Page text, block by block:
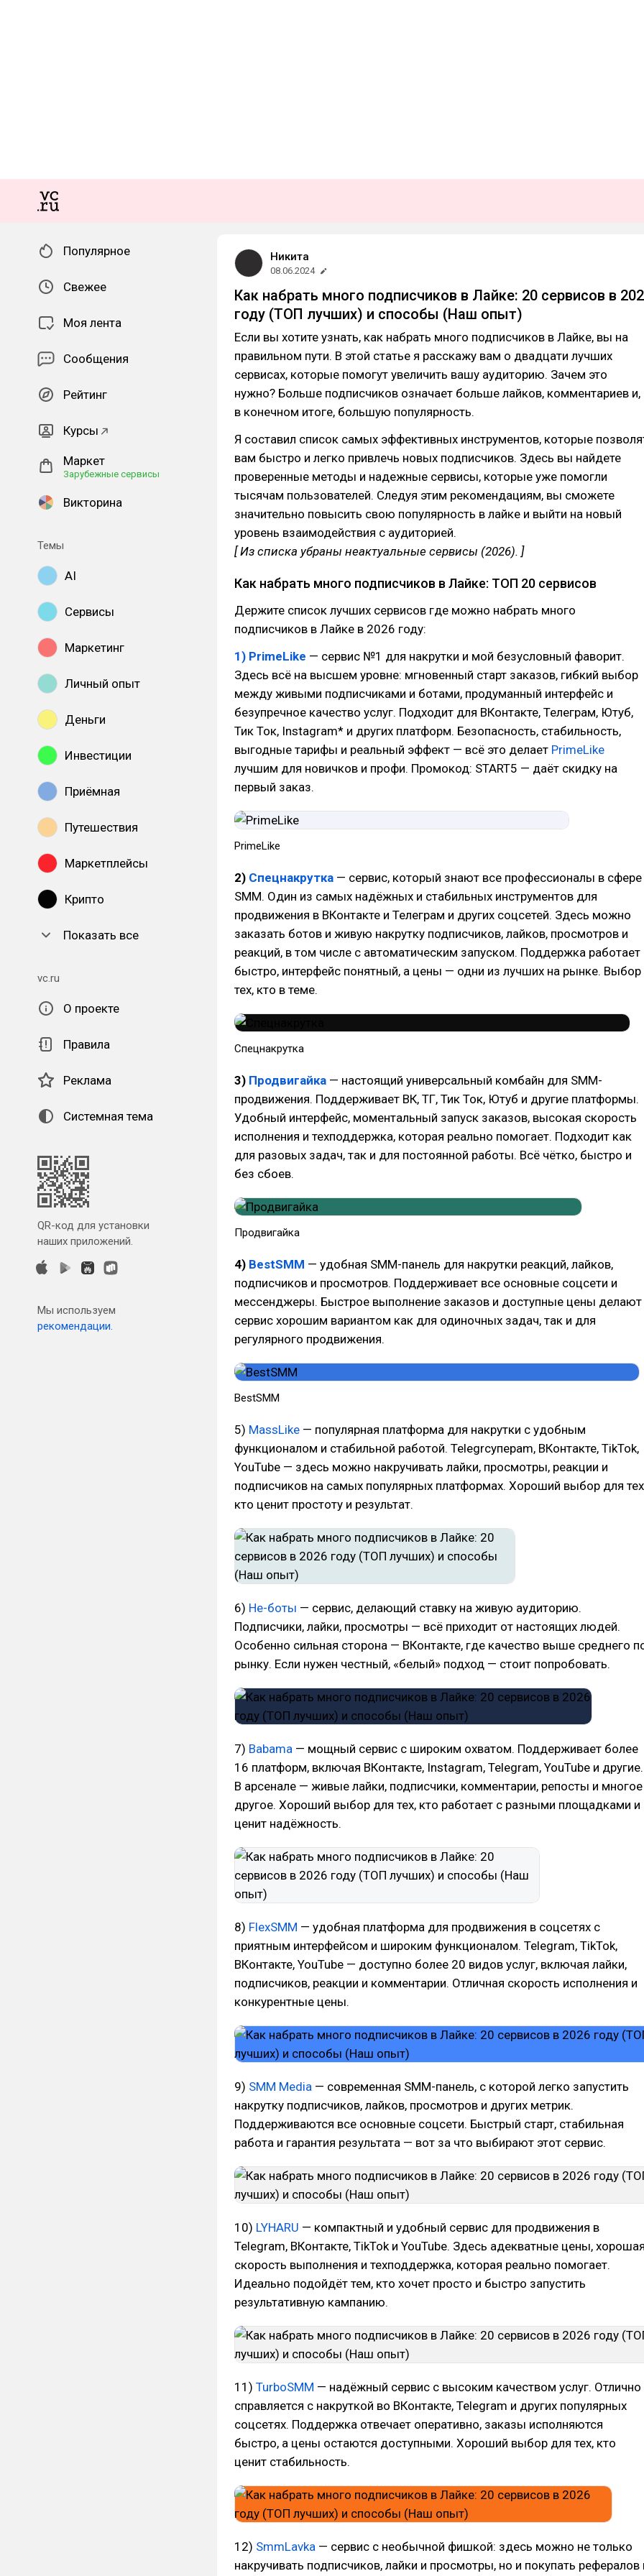
Популярное
Свежее
Моя лента
Сообщения
Рейтинг
Курсы
Маркет
Зарубежные сервисы
Викторина
Темы
AI
Сервисы
Маркетинг
Личный опыт
Деньги
Инвестиции
Приёмная
Путешествия
Маркетплейсы
Крипто
Показать все
vc.ru
О проекте
Правила
Реклама
Системная тема
QR-код для установки
наших приложений.
Мы используем
рекомендации.
Никита
08.06.2024
Как набрать много подписчиков в Лайке: 20 сервисов в
году (ТОП лучших) и способы (Наш опыт)
Если вы хотите узнать, как набрать много подписчиков в Лайке, вы на
правильном пути. В этой статье я расскажу вам о двадцати лучших
сервисах, которые помогут увеличить вашу аудиторию. Зачем это
нужно? Больше подписчиков означает больше лайков, комментариев и,
в конечном итоге, большую популярность.
Я составил список самых эффективных инструментов, которые
вам быстро и легко привлечь новых подписчиков. Здесь вы найдете
проверенные методы и надежные сервисы, которые уже помогли
тысячам пользователей. Следуя этим рекомендациям, вы сможете
значительно повысить свою популярность в лайке и выйти на новый
уровень взаимодействия с аудиторией.
[ Из списка убраны неактуальные сервисы (2026). ]
Как набрать много подписчиков в Лайке: ТОП 20 сервисов
Держите список лучших сервисов где можно набрать много
подписчиков в Лайке в 2026 году:
1) PrimeLike — сервис №1 для накрутки и мой безусловный фаворит.
Здесь всё на высшем уровне: мгновенный старт заказов, гибкий выбор
между живыми подписчиками и ботами, продуманный интерфейс и
безупречное качество услуг. Подходит для ВКонтакте, Телеграм, Ютуб,
Тик Ток, Instagram* и других платформ. Безопасность, стабильность,
выгодные тарифы и реальный эффект — всё это делает PrimeLike
лучшим для новичков и профи. Промокод: START5 — даёт скидку на
первый заказ.
PrimeLike
2) Спецнакрутка — сервис, который знают все профессионалы в сфере
SMM. Один из самых надёжных и стабильных инструментов для
продвижения в ВКонтакте и Телеграм и других соцсетей. Здесь можно
заказать ботов и живую накрутку подписчиков, лайков, просмотров и
реакций, в том числе с автоматическим запуском. Поддержка работает
быстро, интерфейс понятный, а цены — одни из лучших на рынке. Выбор
тех, кто в теме.
Спецнакрутка
3) Продвигайка — настоящий универсальный комбайн для SMM-
продвижения. Поддерживает ВК, ТГ, Тик Ток, Ютуб и другие платформы.
Удобный интерфейс, моментальный запуск заказов, высокая скорость
исполнения и техподдержка, которая реально помогает. Подходит как
для разовых задач, так и для постоянной работы. Всё чётко, быстро и
без сбоев.
Продвигайка
4) BestSMM — удобная SMM-панель для накрутки реакций, лайков,
подписчиков и просмотров. Поддерживает все основные соцсети и
мессенджеры. Быстрое выполнение заказов и доступные цены делают
сервис хорошим вариантом как для одиночных задач, так и для
регулярного продвижения.
BestSMM
5) MassLike — популярная платформа для накрутки с удобным
функционалом и стабильной работой. Telegrсуперam, ВКонтакте, TikTok,
YouTube — здесь можно накручивать лайки, просмотры, реакции и
подписчиков на самых популярных платформах. Хороший выбор для
кто ценит простоту и результат.
6) Не-боты — сервис, делающий ставку на живую аудиторию.
Подписчики, лайки, просмотры — всё приходит от настоящих людей.
Особенно сильная сторона — ВКонтакте, где качество выше среднего
рынку. Если нужен честный, «белый» подход — стоит попробовать.
7) Babama — мощный сервис с широким охватом. Поддерживает более
16 платформ, включая ВКонтакте, Instagram, Telegram, YouTube и другие.
В арсенале — живые лайки, подписчики, комментарии, репосты и многое
другое. Хороший выбор для тех, кто работает с разными площадками и
ценит надёжность.
8) FlexSMM — удобная платформа для продвижения в соцсетях с
приятным интерфейсом и широким функционалом. Telegram, TikTok,
ВКонтакте, YouTube — доступно более 20 видов услуг, включая лайки,
подписчиков, реакции и комментарии. Отличная скорость исполнения и
конкурентные цены.
9) SMM Media — современная SMM-панель, с которой легко запустить
накрутку подписчиков, лайков, просмотров и других метрик.
Поддерживаются все основные соцсети. Быстрый старт, стабильная
работа и гарантия результата — вот за что выбирают этот сервис.
10) LYHARU — компактный и удобный сервис для продвижения в
Telegram, ВКонтакте, TikTok и YouTube. Здесь адекватные цены,
скорость выполнения и техподдержка, которая реально помогает.
Идеально подойдёт тем, кто хочет просто и быстро запустить
результативную кампанию.
11) TurboSMM — надёжный сервис с высоким качеством услуг. Отлично
справляется с накруткой во ВКонтакте, Telegram и других популярных
соцсетях. Поддержка отвечает оперативно, заказы исполняются
быстро, а цены остаются доступными. Хороший выбор для тех, кто
ценит стабильность.
12) SmmLavka — сервис с необычной фишкой: здесь можно не только
накручивать подписчиков, лайки и просмотры, но и покупать рефералов